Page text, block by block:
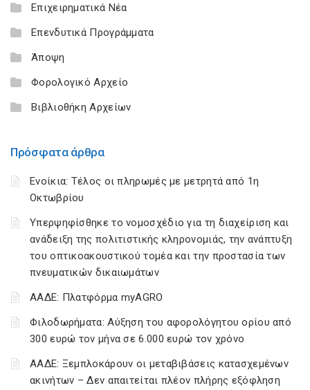
Επιχειρηματικά Νέα
Επενδυτικά Προγράμματα
Άποψη
Φορολογικό Αρχείο
Βιβλιοθήκη Αρχείων
Πρόσφατα άρθρα
Ενοίκια: Τέλος οι πληρωμές με μετρητά από 1η
Οκτωβρίου
Υπερψηφίσθηκε το νομοσχέδιο για τη διαχείριση και
ανάδειξη της πολιτιστικής κληρονομιάς, την ανάπτυξη
του οπτικοακουστικού τομέα και την προστασία των
πνευματικών δικαιωμάτων
ΑΑΔΕ: Πλατφόρμα myAGRO
Φιλοδωρήματα: Αύξηση του αφορολόγητου ορίου από
300 ευρώ τον μήνα σε 6.000 ευρώ τον χρόνο
ΑΑΔΕ: Ξεμπλοκάρουν οι μεταβιβάσεις κατασχεμένων
ακινήτων – Δεν απαιτείται πλέον πλήρης εξόφληση